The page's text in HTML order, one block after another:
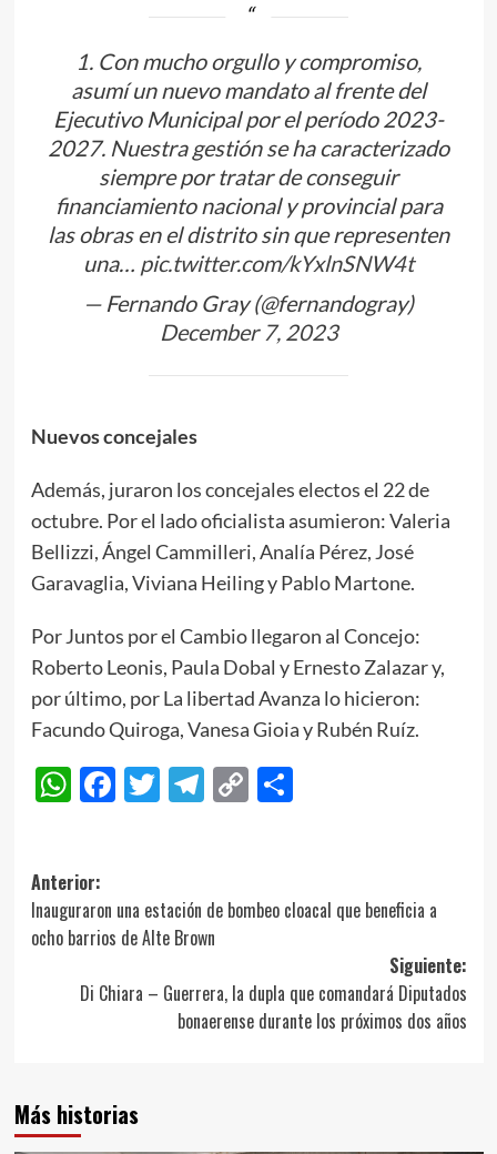
1. Con mucho orgullo y compromiso,
asumí un nuevo mandato al frente del
Ejecutivo Municipal por el período 2023-
2027. Nuestra gestión se ha caracterizado
siempre por tratar de conseguir
financiamiento nacional y provincial para
las obras en el distrito sin que representen
una… pic.twitter.com/kYxlnSNW4t
— Fernando Gray (@fernandogray)
December 7, 2023
Nuevos concejales
Además, juraron los concejales electos el 22 de
octubre. Por el lado oficialista asumieron: Valeria
Bellizzi, Ángel Cammilleri, Analía Pérez, José
Garavaglia, Viviana Heiling y Pablo Martone.
Por Juntos por el Cambio llegaron al Concejo:
Roberto Leonis, Paula Dobal y Ernesto Zalazar y,
por último, por La libertad Avanza lo hicieron:
Facundo Quiroga, Vanesa Gioia y Rubén Ruíz.
WhatsApp
Facebook
Twitter
Telegram
CopyCompartir
Navegación
de
entradas
Anterior:
Inauguraron una estación de bombeo cloacal que beneficia a
ocho barrios de Alte Brown
Siguiente:
Di Chiara – Guerrera, la dupla que comandará Diputados
bonaerense durante los próximos dos años
Más historias